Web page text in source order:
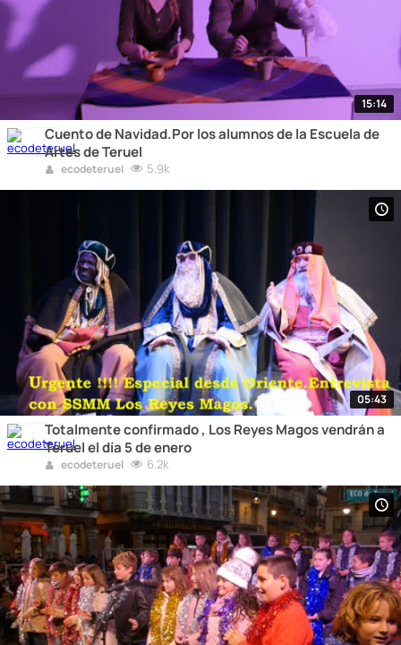
15:14
Cuento de Navidad.Por los alumnos de la Escuela de
Artes de Teruel
ecodeteruel 5.9k
05:43
Totalmente confirmado , Los Reyes Magos vendrán a
Teruel el día 5 de enero
ecodeteruel 6.2k